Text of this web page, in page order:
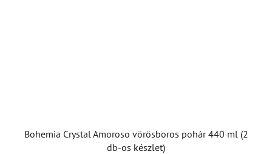
Bohemia Crystal Amoroso vörösboros pohár 440 ml (2
db-os készlet)